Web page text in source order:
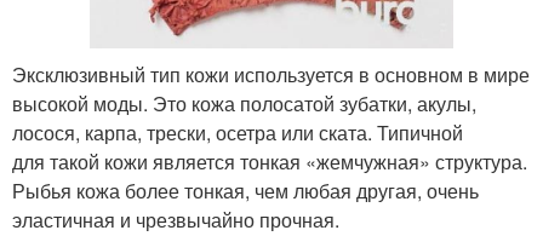
Эксклюзивный тип кожи используется в основном в мире
высокой моды. Это кожа полосатой зубатки, акулы,
лосося, карпа, трески, осетра или ската. Типичной
для такой кожи является тонкая «жемчужная» структура.
Рыбья кожа более тонкая, чем любая другая, очень
эластичная и чрезвычайно прочная.